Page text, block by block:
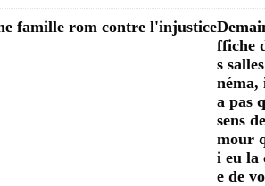
ffiche
s
a pas
sens
mour
i eu la
e de